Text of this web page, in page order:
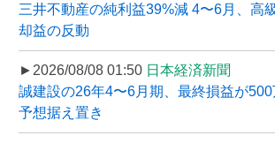
三井不動産の純利益39%減 4〜6月、高
却益の反動
►2026/08/08 01:50 日本経済新聞
誠建設の26年4〜6月期、最終損益が
予想据え置き